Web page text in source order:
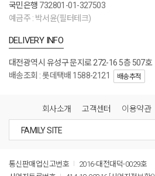
국민은행 732801-01-327503
예금주 : 박서윤(필터테크)
DELIVERY INFO
대전광역시 유성구 문지로 272-16 5층 507호
배송조회 : 롯데택배 1588-2121
배송추적
회사소개 고객센터 이용약관
통신판매업신고번호
2016-대전대덕-0029호